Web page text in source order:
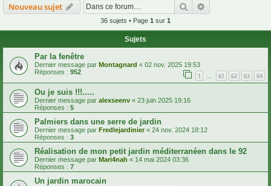
Nouveau sujet Rechercher
36 sujets • Page 1 sur 1
Sujets
Par la fenêtre
Dernier message par Montagnard « 02 nov. 2025 19:53
Réponses : 952 1 … 61 62 63 64
Ou je suis !!!.....
Dernier message par alexseenv « 23 juin 2025 19:16
Réponses : 5
Palmiers dans une serre de jardin
Dernier message par Fredlejardinier« 24 nov. 2024 18:12
Réponses : 3
Réalisation de mon petit jardin méditerranéen dans le 92
Dernier message par Mari4nah « 14 mai 2024 03:36
Réponses : 7
Un jardin marocain